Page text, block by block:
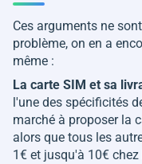
Ces arguments ne
problème, on en a
même :
La carte SIM et sa
l'une des spécificités
marché à proposer la
alors que tous les
1€ et jusqu'à 10€